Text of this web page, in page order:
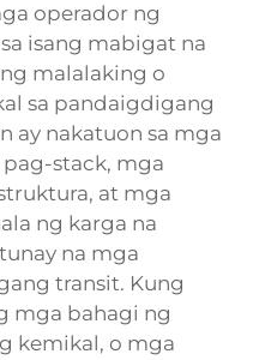
operador ng
isang mabigat na
malalaking o
sa pandaigdigang
ay nakatuon sa mga
stack, mga
at mga
ng karga na
na mga
transit. Kung
mga bahagi ng
kemikal, o mga